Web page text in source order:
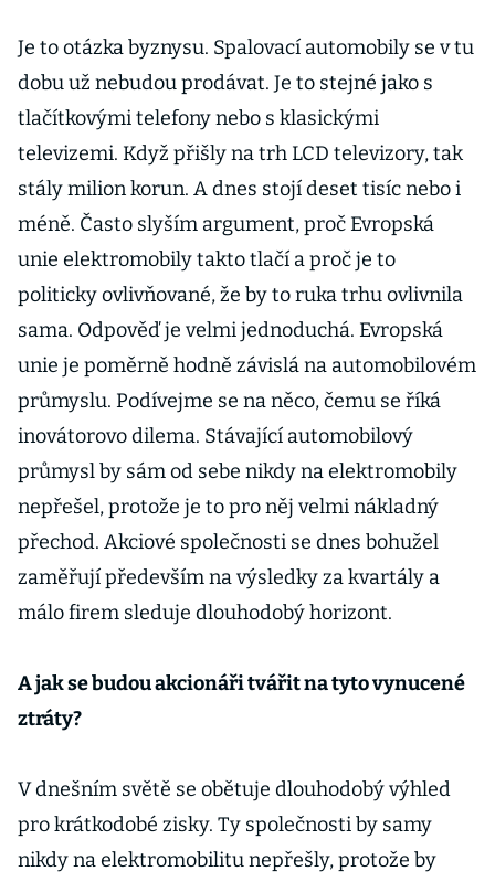
Je to otázka byznysu. Spalovací automobily se v tu
dobu už nebudou prodávat. Je to stejné jako s
tlačítkovými telefony nebo s klasickými
televizemi. Když přišly na trh LCD televizory, tak
stály milion korun. A dnes stojí deset tisíc nebo i
méně. Často slyším argument, proč Evropská
unie elektromobily takto tlačí a proč je to
politicky ovlivňované, že by to ruka trhu ovlivnila
sama. Odpověď je velmi jednoduchá. Evropská
unie je poměrně hodně závislá na automobilovém
průmyslu. Podívejme se na něco, čemu se říká
inovátorovo dilema. Stávající automobilový
průmysl by sám od sebe nikdy na elektromobily
nepřešel, protože je to pro něj velmi nákladný
přechod. Akciové společnosti se dnes bohužel
zaměřují především na výsledky za kvartály a
málo firem sleduje dlouhodobý horizont.
A jak se budou akcionáři tvářit na tyto vynucené
ztráty?
V dnešním světě se obětuje dlouhodobý výhled
pro krátkodobé zisky. Ty společnosti by samy
nikdy na elektromobilitu nepřešly, protože by